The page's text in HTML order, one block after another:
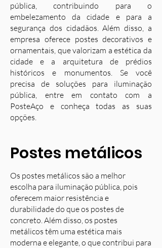
pública, contribuindo para o
embelezamento da cidade e para a
segurança dos cidadãos. Além disso, a
empresa oferece postes decorativos e
ornamentais, que valorizam a estética da
cidade e a arquitetura de prédios
históricos e monumentos. Se você
precisa de soluções para iluminação
pública, entre em contato com a
PosteAço e conheça todas as suas
opções.
Postes metálicos
Os postes metálicos são a melhor
escolha para iluminação pública, pois
oferecem maior resistência e
durabilidade do que os postes de
concreto. Além disso, os postes
metálicos têm uma estética mais
moderna e elegante, o que contribui para